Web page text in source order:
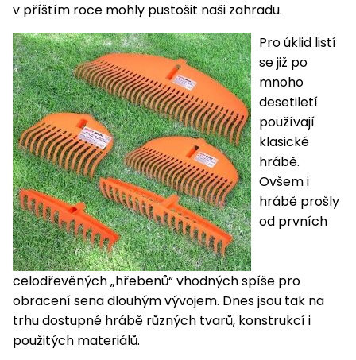
Příslušenství
k sekačkám
Náhradní
nože
Zahradní
válce
větví
Špalíkovače
Fukary,
vysavače
Vozíky
a
kolečka
Čerpadla
a
vodárny
Postřikovače
a rosiče
Vysokotlaké
čističe
do
filtrace
konve
obrubníky
Stíníci
textilie
Příslušenství
Soustruhy
Bagry
Vibrační
desky a
pěchy
Transportéry,
stavební
stroje
Řezačky
betonu
a
asfaltu
Měřící
přístroje
Ventilátory,
klimatizace
Přilby
Doplňky
Akumulátory
do
filtrace
PROMINENT
v příštím roce mohly pustošit naši zahradu.
Pro úklid listí
se již po
mnoho
desetiletí
používají
klasické
hrábě.
Ovšem i
hrábě prošly
od prvních
celodřevěných „hřebenů“ vhodných spíše pro
obracení sena dlouhým vývojem. Dnes jsou tak na
trhu dostupné hrábě různých tvarů, konstrukcí i
použitých materiálů.